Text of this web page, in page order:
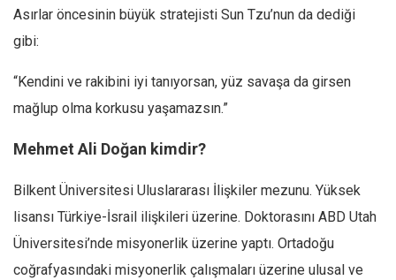
Asırlar öncesinin büyük stratejisti Sun Tzu’nun da dediği
gibi:
“Kendini ve rakibini iyi tanıyorsan, yüz savaşa da girsen
mağlup olma korkusu yaşamazsın.”
Mehmet Ali Doğan kimdir?
Bilkent Üniversitesi Uluslararası İlişkiler mezunu. Yüksek
lisansı Türkiye-İsrail ilişkileri üzerine. Doktorasını ABD Utah
Üniversitesi’nde misyonerlik üzerine yaptı. Ortadoğu
coğrafyasındaki misyonerlik çalışmaları üzerine ulusal ve